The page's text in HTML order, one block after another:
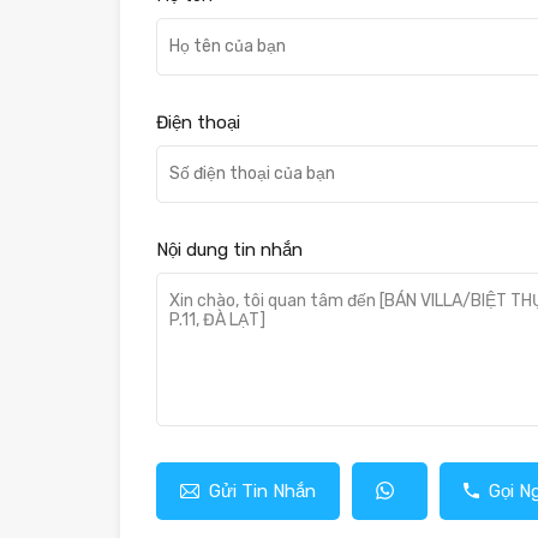
Điện thoại
Nội dung tin nhắn
Gửi Tin Nhắn Gọi